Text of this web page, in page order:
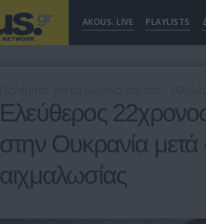
AKOUS. LIVE PLAYLISTS
Ελεύθερος
στην Ουκρανία
αιχμαλωσίας